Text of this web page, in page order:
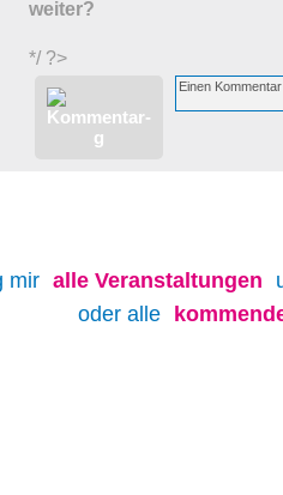
*/ ?>
mir alle Veranstaltungen
oder alle